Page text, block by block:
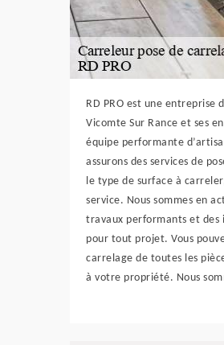
RD PRO est une entreprise
Vicomte Sur Rance et ses
équipe performante
assurons des services de
le type de surface à
service. Nous sommes en
travaux performants et
pour tout projet. Vous
carrelage de toutes les
à votre propriété. Nous